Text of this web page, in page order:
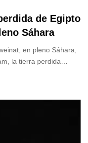
de Egipto
Sáhara
en pleno Sáhara,
la tierra perdida…